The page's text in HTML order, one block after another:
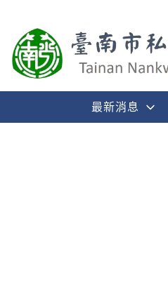
最新消息